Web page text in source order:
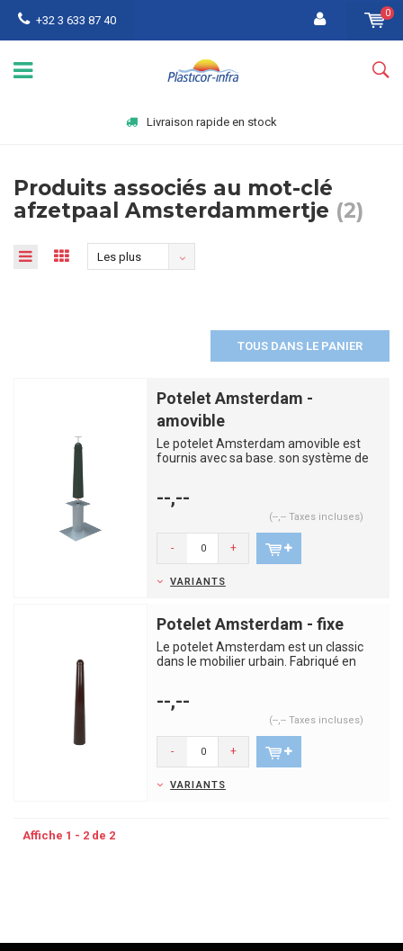
+32 3 633 87 40
0
Livraison rapide en stock
Produits associés au mot-clé
afzetpaal Amsterdammertje (2)
Les plus
TOUS DANS LE PANIER
Potelet Amsterdam -
amovible
Le potelet Amsterdam amovible est
fournis avec sa base. son système de
--,--
(--,-- Taxes incluses)
- +
VARIANTS
Potelet Amsterdam - fixe
Le potelet Amsterdam est un classic
dans le mobilier urbain. Fabriqué en
--,--
(--,-- Taxes incluses)
- +
VARIANTS
Affiche 1 - 2 de 2